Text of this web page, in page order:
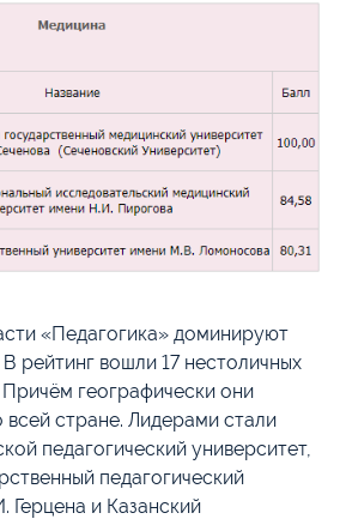
«Педагогика» доминируют
рейтинг вошли 17 нестоличных
Причём географически они
стране. Лидерами стали
педагогический университет,
педагогический
Герцена и Казанский